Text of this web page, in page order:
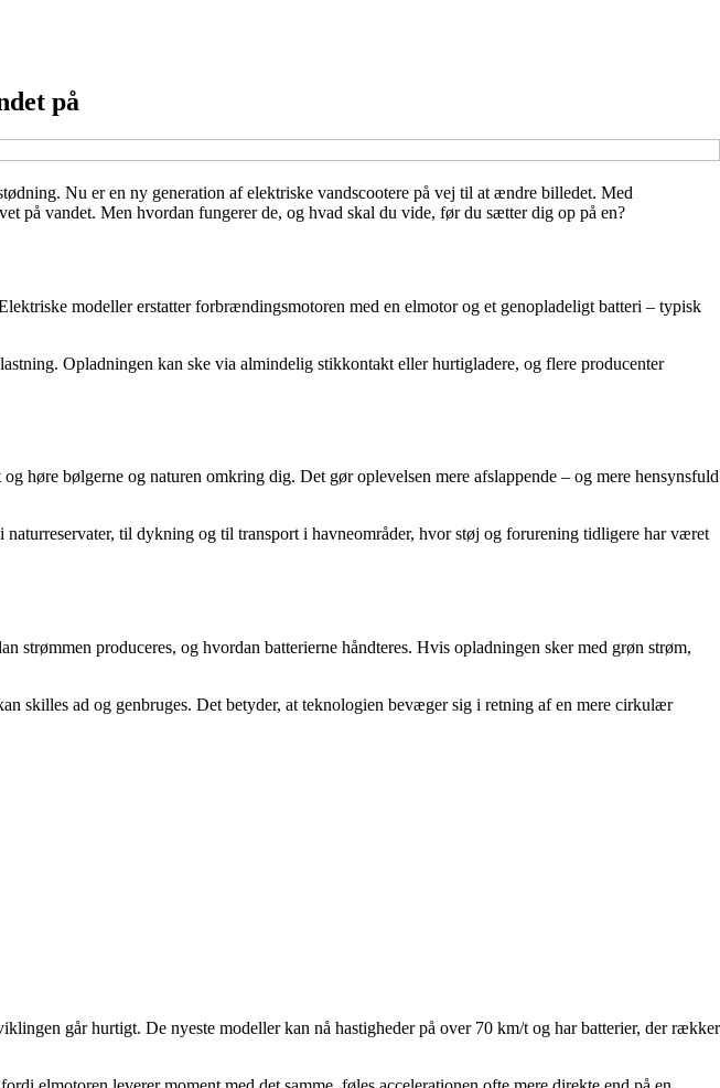
på
Nu er en ny generation af elektriske vandscootere på vej til at ændre billedet. Med
på vandet. Men hvordan fungerer de, og hvad skal du vide, før du sætter dig op på en?
modeller erstatter forbrændingsmotoren med en elmotor og et genopladeligt batteri – typisk
Opladningen kan ske via almindelig stikkontakt eller hurtigladere, og flere producenter
høre bølgerne og naturen omkring dig. Det gør oplevelsen mere afslappende – og mere hensynsfuld
til dykning og til transport i havneområder, hvor støj og forurening tidligere har været
produceres, og hvordan batterierne håndteres. Hvis opladningen sker med grøn strøm,
skilles ad og genbruges. Det betyder, at teknologien bevæger sig i retning af en mere cirkulær
går hurtigt. De nyeste modeller kan nå hastigheder på over 70 km/t og har batterier, der rækker